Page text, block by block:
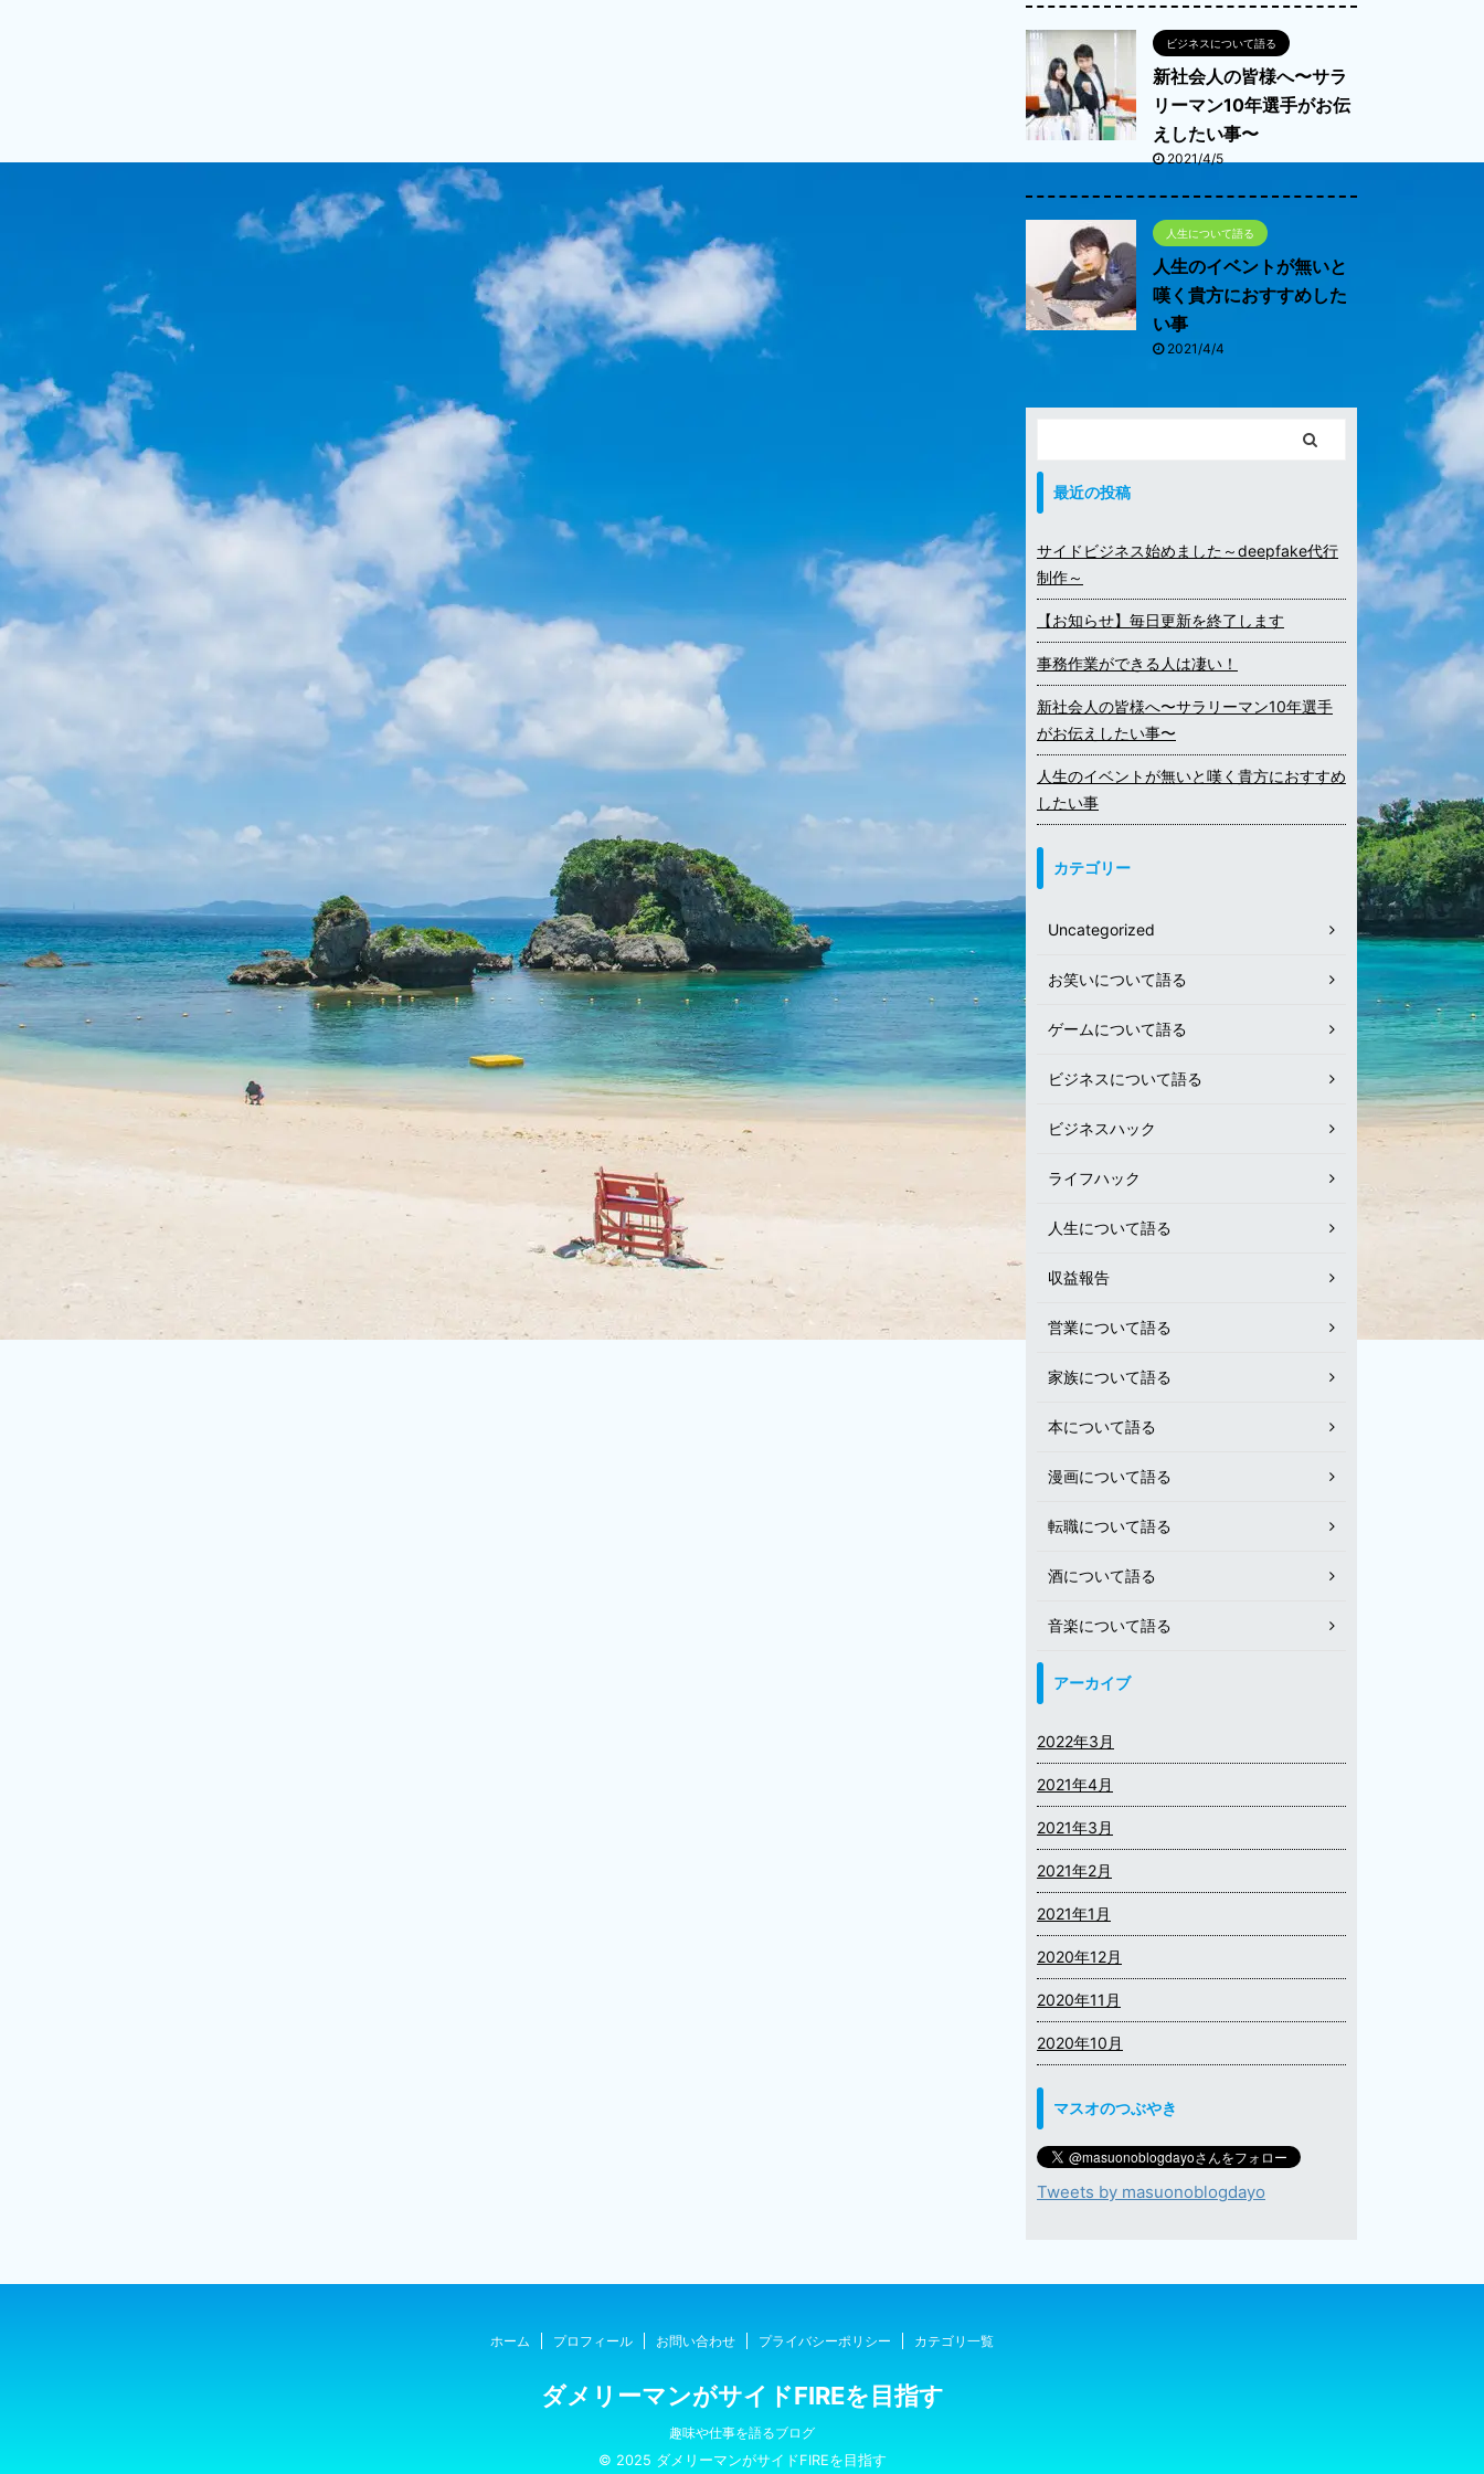
ビジネスについて語る
新社会人の皆様へ〜サラ
リーマン10年選手がお伝
えしたい事〜
2021/4/5
人生について語る
人生のイベントが無いと
嘆く貴方におすすめした
い事
2021/4/4
最近の投稿
サイドビジネス始めました～deepfake代行
制作～
【お知らせ】毎日更新を終了します
事務作業ができる人は凄い！
新社会人の皆様へ〜サラリーマン10年選手
がお伝えしたい事〜
人生のイベントが無いと嘆く貴方におすすめ
したい事
カテゴリー
Uncategorized
お笑いについて語る
ゲームについて語る
ビジネスについて語る
ビジネスハック
ライフハック
人生について語る
収益報告
営業について語る
家族について語る
本について語る
漫画について語る
転職について語る
酒について語る
音楽について語る
アーカイブ
2022年3月
2021年4月
2021年3月
2021年2月
2021年1月
2020年12月
2020年11月
2020年10月
マスオのつぶやき
Tweets by masuonoblogdayo
ホーム プロフィール お問い合わせ プライバシーポリシー カテゴリ一覧
ダメリーマンがサイドFIREを目指す
趣味や仕事を語るブログ
© 2025 ダメリーマンがサイドFIREを目指す